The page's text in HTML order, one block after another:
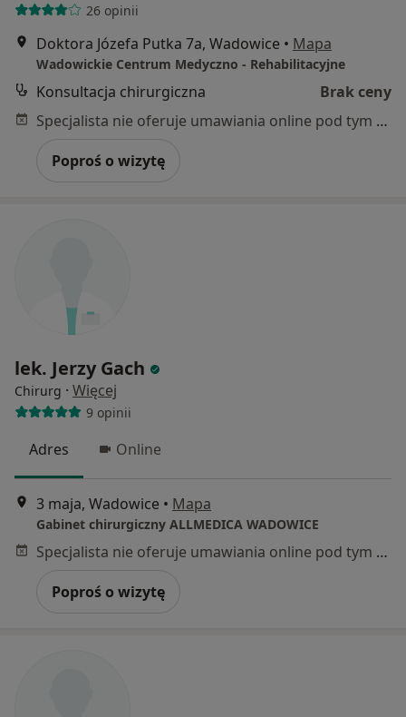
26 opinii
Doktora Józefa Putka 7a, Wadowice • Mapa
Wadowickie Centrum Medyczno - Rehabilitacyjne
Konsultacja chirurgiczna
Brak ceny
Specjalista nie oferuje umawiania online pod tym adresem.
Poproś o wizytę
lek. Jerzy Gach
Chirurg · Więcej
9 opinii
Adres Online
3 maja, Wadowice • Mapa
Gabinet chirurgiczny ALLMEDICA WADOWICE
Specjalista nie oferuje umawiania online pod tym adresem.
Poproś o wizytę